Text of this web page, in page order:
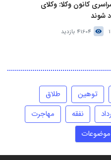
کانون وکلا: وکلای
شوند
41604 بازدید
توهین
طلاق
نفقه
مهاجرت
موضوعات